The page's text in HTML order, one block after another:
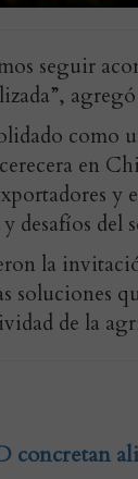
seguir
como
en
y
desafíos del
la
soluciones
de la
concretan